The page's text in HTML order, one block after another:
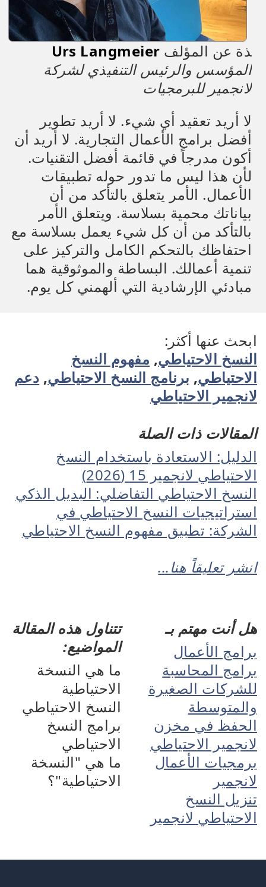
ذة عن المؤلف Urs Langmeier
المؤسس والرئيس التنفيذي لشركة
لانجمير للبرمجيات
لا أريد تعقيد أي شيء. لا أريد تطوير
أفضل برامج الأعمال التجارية. لا أريد أن
أكون مدرجاً في قائمة أفضل التقنيات.
لأن هذا ليس ما تدور حوله تطبيقات
الأعمال. الأمر يتعلق بالتأكد من أن
بياناتك محمية بسلاسة. ويتعلق الأمر
بالتأكد من أن كل شيء يعمل بسلاسة مع
احتفاظك بالتحكم الكامل والتركيز على
تنمية أعمالك. البساطة والموثوقية هما
مبادئي الإرشادية التي ألهمني كل يوم.
ابحث عنها أكثر:
النسخ الاحتياطي, مفهوم النسخ
الاحتياطي, برنامج النسخ الاحتياطي, دعم
لانجمير الاحتياطي
المقالات ذات الصلة
الدليل: الاستعادة باستخدام النسخ
الاحتياطي لانجمير 15 (2026)
النسخ الاحتياطي التفاضلي: البديل الذكي
استراتيجيات النسخ الاحتياطي في
الشركة: تطبيق مفهوم النسخ الاحتياطي
انشر تعليقاً هنا...
تتناول هذه المقالة
المواضيع:
ما هي النسخة
الاحتياطية
النسخ الاحتياطي
برامج النسخ
الاحتياطي
ما هي "النسخة
الاحتياطية"؟
هل أنت مهتم بـ
برامج الأعمال
برامج المحاسبة
للشركات الصغيرة
والمتوسطة
الحفظ في مخزن
لانجمير الاحتياطي
برمجيات الأعمال
لانجمير
تنزيل النسخ
الاحتياطي لانجمير